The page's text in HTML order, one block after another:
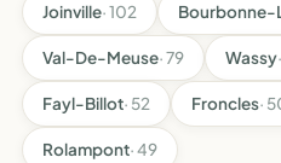
Joinville· 102 Bourbonne-
Val-De-Meuse· 79 Wassy
Fayl-Billot· 52 Froncles·
Rolampont· 49